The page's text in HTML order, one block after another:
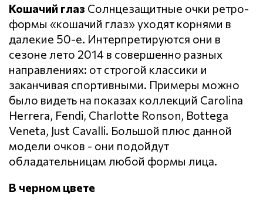
Кошачий глаз Солнцезащитные очки ретро-
формы «кошачий глаз» уходят корнями в
далекие 50-е. Интерпретируются они в
сезоне лето 2014 в совершенно разных
направлениях: от строгой классики и
заканчивая спортивными. Примеры можно
было видеть на показах коллекций Carolina
Herrera, Fendi, Charlotte Ronson, Bottega
Veneta, Just Cavalli. Большой плюс данной
модели очков - они подойдут
обладательницам любой формы лица.
В черном цвете